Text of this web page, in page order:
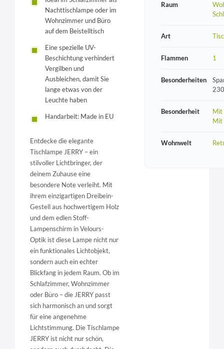
Nachttischlampe oder im
Wohnzimmer und Büro
auf dem Beistelltisch
Eine spezielle UV-
Beschichtung verhindert
Vergilben und
Ausbleichen, damit Sie
lange etwas von der
Leuchte haben
Handarbeit: Made in EU
Entdecke die elegante
Tischlampe JERRY – ein
stilvoller Lichtbringer, der
deinem Zuhause eine
besondere Note verleiht. Mit
ihrem einzigartigen Dreibein-
Gestell aus hochwertigem Holz
und dem edlen Stoff-
Lampenschirm in Velours-
Optik ist diese Lampe nicht nur
ein funktionales Lichtobjekt,
sondern auch ein echter
Blickfang in jedem Raum. Ob im
Schlafzimmer, Wohnzimmer
oder Büro – die JERRY passt
sich harmonisch an und sorgt
für eine angenehme
Lichtstimmung. Die Tischlampe
JERRY ist nicht nur schön,
Raum
Art
Flammen 1
Besonderheiten
Besonderheit
Mit
Mit
Wohnwelt